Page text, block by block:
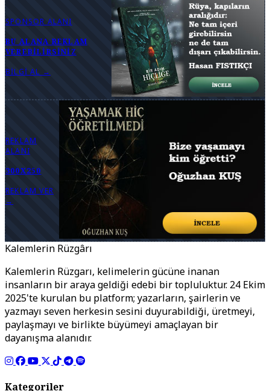
SPONSOR ALANI
BU ALANA REKLAM
VEREBILIRSINIZ
BILGI AL →
REKLAM
ALANI
300X250
REKLAM VER
→
Kalemlerin Rüzgârı
Kalemlerin Rüzgarı, kelimelerin gücüne inanan
insanların bir araya geldiği edebi bir topluluktur. 24 Ekim
2025'te kurulan bu platform; yazarların, şairlerin ve
yazmayı seven herkesin sesini duyurabildiği, üretmeyi,
paylaşmayı ve birlikte büyümeyi amaçlayan bir
dayanışma alanıdır.
Kategoriler